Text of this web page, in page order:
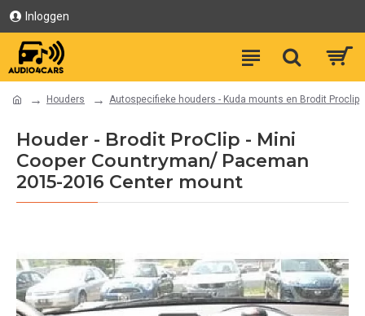
Inloggen
Houders Autospecifieke houders - Kuda mounts en Brodit Proclip
Houder - Brodit ProClip - Mini
Cooper Countryman/ Paceman
2015-2016 Center mount